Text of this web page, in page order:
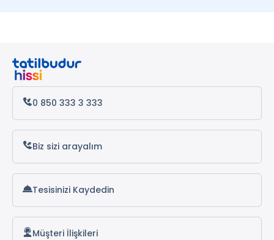
Antalya Otelleri
Alanya Otelleri
0 850 333 3 333
Biz sizi arayalım
Tesisinizi Kaydedin
Müşteri İlişkileri